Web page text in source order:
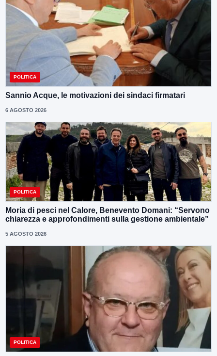
POLITICA
Sannio Acque, le motivazioni dei sindaci firmatari
6 AGOSTO 2026
POLITICA
Moria di pesci nel Calore, Benevento Domani: “Servono
chiarezza e approfondimenti sulla gestione ambientale”
5 AGOSTO 2026
POLITICA